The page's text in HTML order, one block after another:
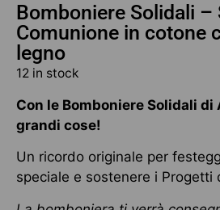
Bomboniere Solidali –
Comunione in cotone
legno
12 in stock
Con le Bomboniere Solidali di
grandi cose!
Un ricordo originale per
speciale e sostenere i Progetti